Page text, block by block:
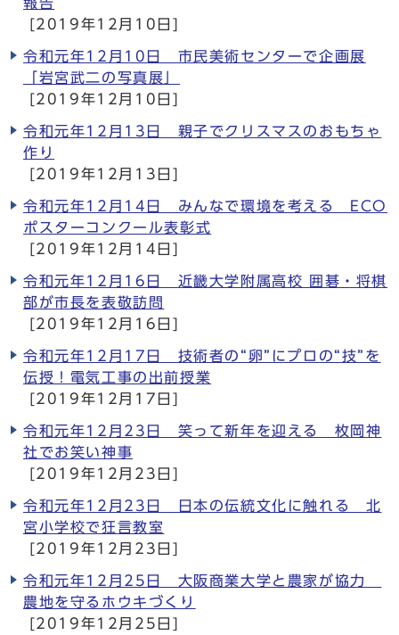
[2019年12月10日]
令和元年12月10日 市民美術センターで企画展
「岩宮武二の写真展」
[2019年12月10日]
令和元年12月13日 親子でクリスマスのおもちゃ
作り
[2019年12月13日]
令和元年12月14日 みんなで環境を考える ECO
ポスターコンクール表彰式
[2019年12月14日]
令和元年12月16日 近畿大学附属高校 囲碁・将棋
部が市長を表敬訪問
[2019年12月16日]
令和元年12月17日 技術者の“卵”にプロの“技”を
伝授！電気工事の出前授業
[2019年12月17日]
令和元年12月23日 笑って新年を迎える 枚岡神
社でお笑い神事
[2019年12月23日]
令和元年12月23日 日本の伝統文化に触れる 北
宮小学校で狂言教室
[2019年12月23日]
令和元年12月25日 大阪商業大学と農家が協力
農地を守るホウキづくり
[2019年12月25日]